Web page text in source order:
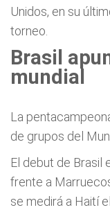
Unidos, en su
torneo.
Brasil
mundial
La
de grupos del
El debut de Brasil
frente a
se medirá a Haití